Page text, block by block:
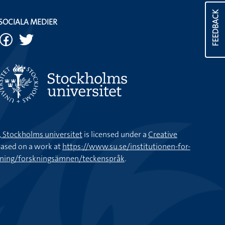
FEEDBACK
MEDIER
universitetis licensed under aCreative
on a work athttps://www.su.se/institutionen-for-
forskningsämnen/teckenspråk.